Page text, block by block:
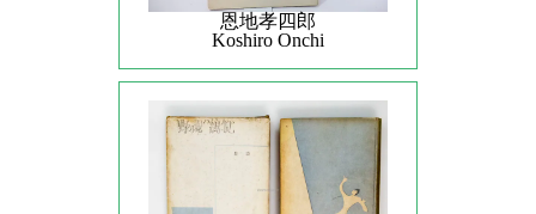
恩地孝四郎
Koshiro Onchi